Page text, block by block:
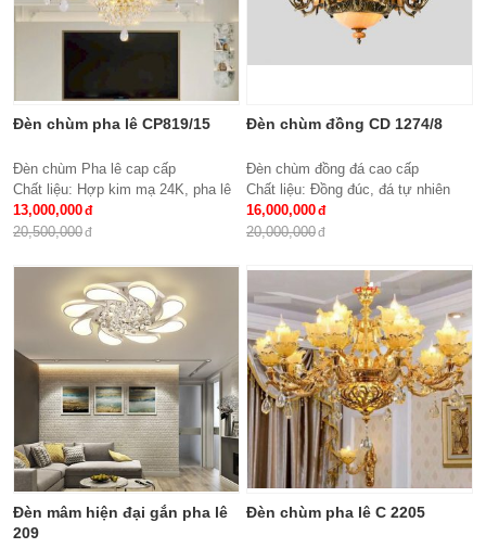
Đèn chùm pha lê CP819/15
Đèn chùm Pha lê cap cấp
Chất liệu: Hợp kim mạ 24K, pha lê
K9 cao cấp
Số lượng tay : 15 tay
Bóng đèn: Bóng led tiết kiệm điện
Bảo hành: 2 năm
13,000,000
20,500,000
Đèn chùm đồng CD 1274/8
Đèn chùm đồng đá cao cấp
Chất liệu: Đồng đúc, đá tự nhiên
cao cấp
KT: Ø850 * H600
kiệm điện E27*8
Bảo hành: 2 năm
16,000,000
20,000,000
Đèn mâm hiện đại gắn pha lê
209
Đèn chùm pha lê C 2205